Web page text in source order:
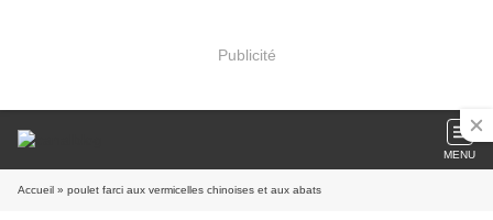
Publicité
MENU
Accueil » poulet farci aux vermicelles chinoises et aux abats